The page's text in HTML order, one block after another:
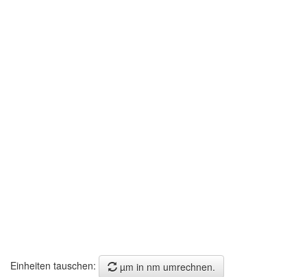
Einheiten tauschen:
µm in nm umrechnen.